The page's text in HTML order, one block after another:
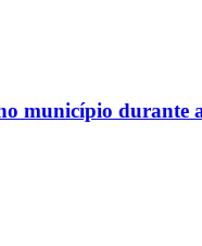
município